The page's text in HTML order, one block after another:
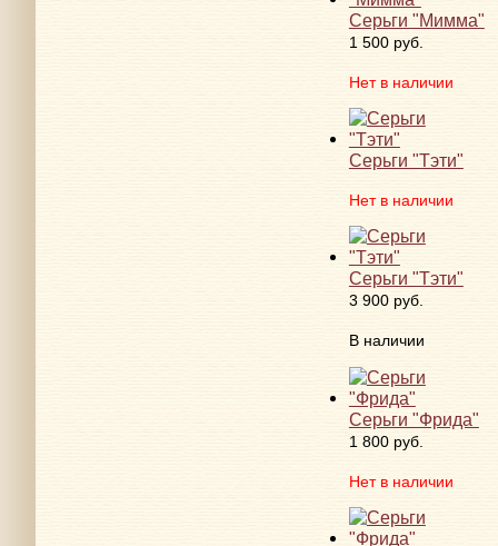
Серьги "Мимма"
1 500 руб.
Нет в наличии
Серьги "Тэти"
Нет в наличии
Серьги "Тэти"
3 900 руб.
В наличии
Серьги "Фрида"
1 800 руб.
Нет в наличии